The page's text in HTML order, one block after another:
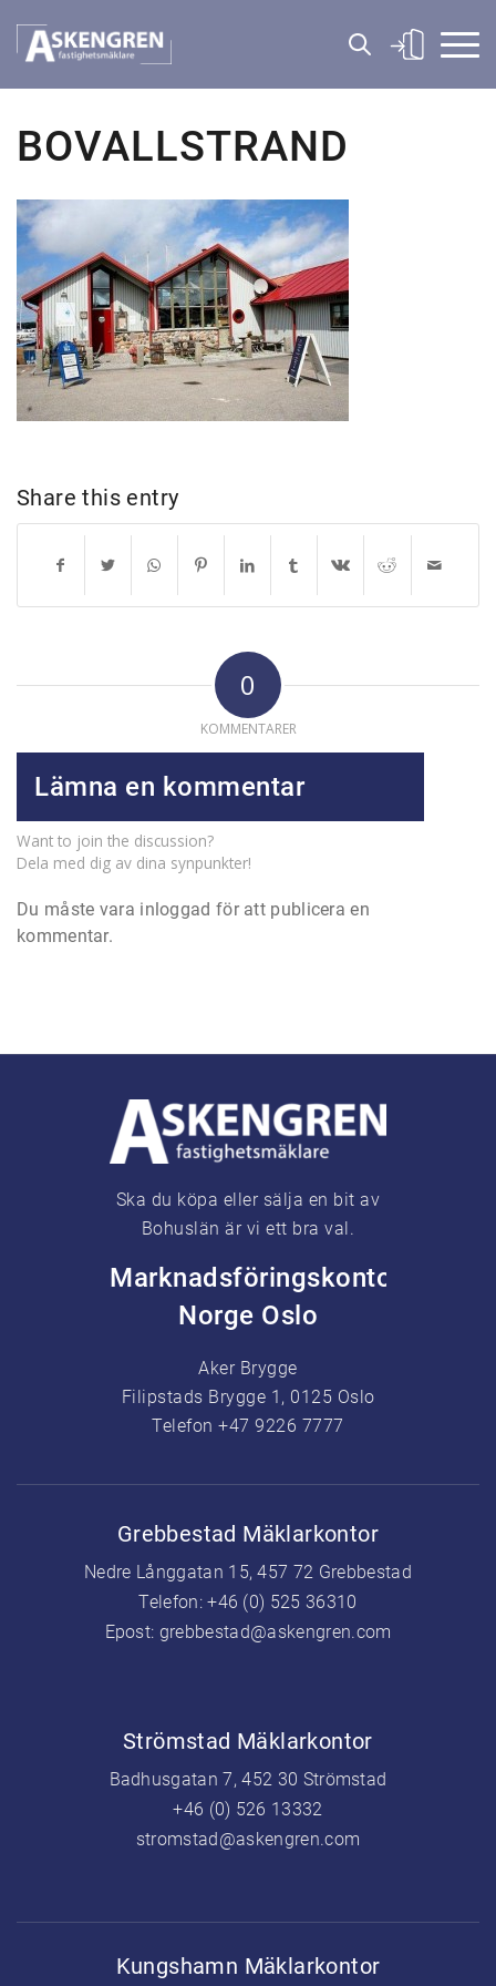
BOVALLSTRAND
Share this entry
0
KOMMENTARER
Lämna en kommentar
Want to join the discussion?
Dela med dig av dina synpunkter!
Du måste vara inloggad för att publicera en
kommentar.
Ska du köpa eller sälja en bit av
Bohuslän är vi ett bra val.
Marknadsföringskontor
Norge Oslo
Aker Brygge
Filipstads Brygge 1, 0125 Oslo
Telefon +47 9226 7777
Grebbestad Mäklarkontor
Nedre Långgatan 15, 457 72 Grebbestad
Telefon:+46 (0) 525 36310
Epost: grebbestad@askengren.com
Strömstad Mäklarkontor
Badhusgatan 7, 452 30 Strömstad
+46 (0) 526 13332
stromstad@askengren.com
Kungshamn Mäklarkontor